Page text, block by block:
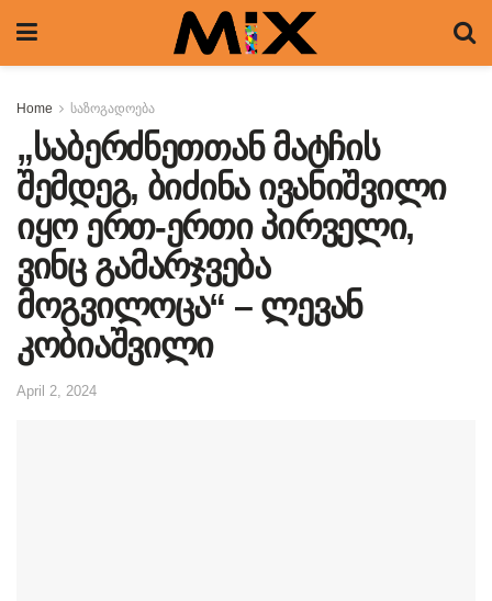
Home საზოგადოება
„საბერძნეთთან მატჩის
შემდეგ, ბიძინა ივანიშვილი
იყო ერთ-ერთი პირველი,
ვინც გამარჯვება
მოგვილოცა“ – ლევან
კობიაშვილი
April 2, 2024